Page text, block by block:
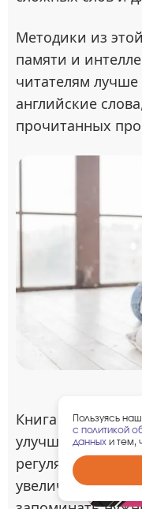
Методики из
памяти и
читателям
английские
прочитанных
Книга будет
улучшить
регулярное
Пользуясь
с политикой
данных и тем,